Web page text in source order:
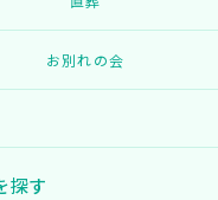
お別れの会
探す